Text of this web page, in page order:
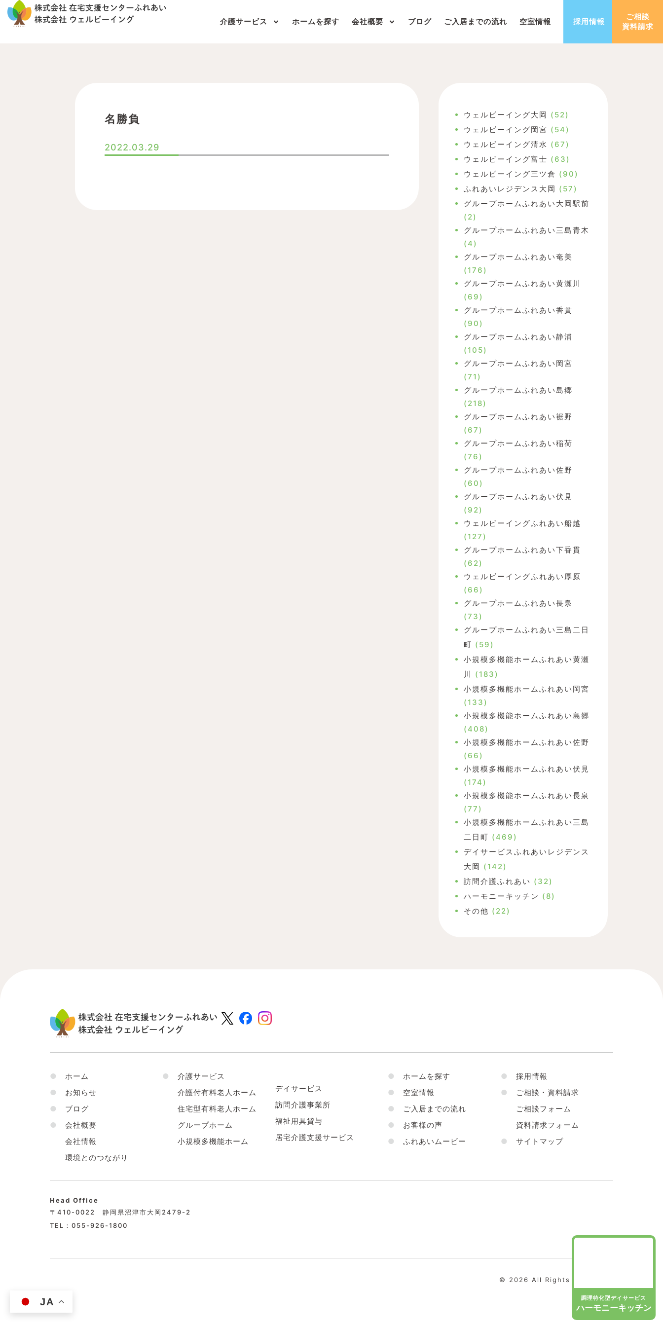
内
調理特化型デイサービス
ハーモニーキッチン
介護サービス ホームを探す 会社概要 ブログ ご入居までの流れ 空室情報 採用情報
ご相談
資料請求
名勝負
2022.03.29
ウェルビーイング大岡 (52)
ウェルビーイング岡宮 (54)
ウェルビーイング清水 (67)
ウェルビーイング富士 (63)
ウェルビーイング三ツ倉 (90)
ふれあいレジデンス大岡 (57)
グループホームふれあい大岡駅前
(2)
グループホームふれあい三島青木
(4)
グループホームふれあい奄美
(176)
グループホームふれあい黄瀬川
(69)
グループホームふれあい香貫
(90)
グループホームふれあい静浦
(105)
グループホームふれあい岡宮
(71)
グループホームふれあい島郷
(218)
グループホームふれあい裾野
(67)
グループホームふれあい稲荷
(76)
グループホームふれあい佐野
(60)
グループホームふれあい伏見
(92)
ウェルビーイングふれあい船越
(127)
グループホームふれあい下香貫
(62)
ウェルビーイングふれあい厚原
(66)
グループホームふれあい長泉
(73)
グループホームふれあい三島二日
町 (59)
小規模多機能ホームふれあい黄瀬
川 (183)
小規模多機能ホームふれあい岡宮
(133)
小規模多機能ホームふれあい島郷
(408)
小規模多機能ホームふれあい佐野
(66)
小規模多機能ホームふれあい伏見
(174)
小規模多機能ホームふれあい長泉
(77)
小規模多機能ホームふれあい三島
二日町 (469)
デイサービスふれあいレジデンス
大岡 (142)
訪問介護ふれあい (32)
ハーモニーキッチン (8)
その他 (22)
●
ホーム
●
お知らせ
●
ブログ
●
会社概要
会社情報
環境とのつながり
●
介護サービス
介護付有料老人ホーム
住宅型有料老人ホーム
グループホーム
小規模多機能ホーム
デイサービス
訪問介護事業所
福祉用具貸与
居宅介護支援サービス
●
ホームを探す
●
空室情報
●
ご入居までの流れ
●
お客様の声
●
ふれあいムービー
●
採用情報
●
ご相談・資料請求
ご相談フォーム
資料請求フォーム
●
サイトマップ
Head Office
〒410-0022 静岡県沼津市大岡2479-2
TEL：055-926-1800
© 2026 All Rights Reserved.
JA